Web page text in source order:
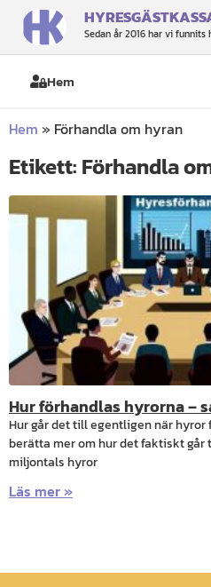
Sedan år 2016 har vi
Hem
Hem » Förhandla om hyran
Etikett: Förhandla
Hur förhandlas hyrorna –
Hur går det till egentligen när hyror
berätta mer om hur det faktiskt går
miljontals hyror
Läs mer »